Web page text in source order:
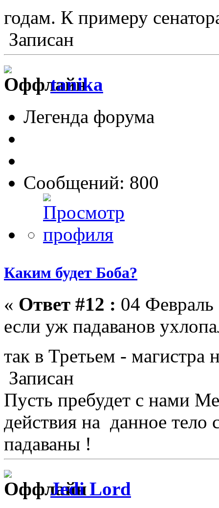
годам. К примеру
Записан
tanika
Легенда форума
Сообщений: 800
Каким будет Боба?
« Ответ #12 : 04
если уж падаванов
так в Третьем -
Записан
Пусть пребудет с нами
действия на данное тело
падаваны !
Jedi Lord